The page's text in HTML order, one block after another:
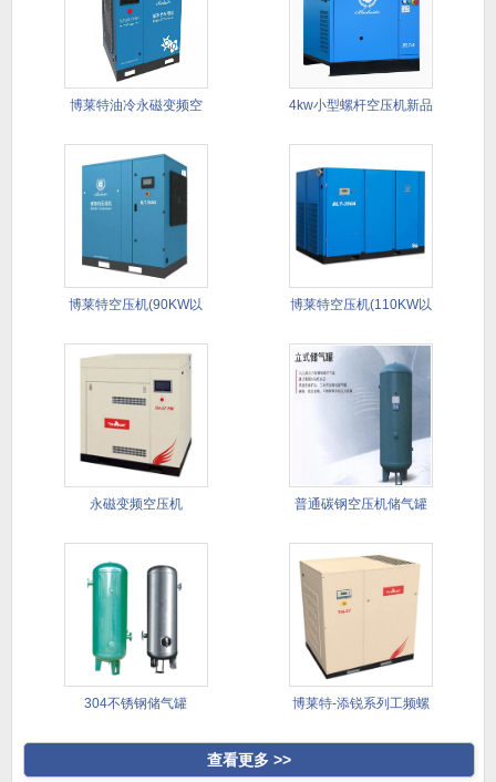
博莱特油冷永磁变频空 4kw小型螺杆空压机新品
博莱特空压机(90KW以 博莱特空压机(110KW以
永磁变频空压机 普通碳钢空压机储气罐
304不锈钢储气罐 博莱特-添锐系列工频螺
查看更多 >>